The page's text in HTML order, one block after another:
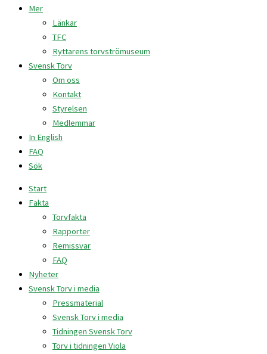
Mer
Länkar
TFC
Ryttarens torvströmuseum
Svensk Torv
Om oss
Kontakt
Styrelsen
Medlemmar
In English
FAQ
Sök
Start
Fakta
Torvfakta
Rapporter
Remissvar
FAQ
Nyheter
Svensk Torv i media
Pressmaterial
Svensk Torv i media
Tidningen Svensk Torv
Torv i tidningen Viola